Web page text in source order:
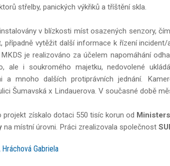
střelby, panických výkřiků a tříštění skla.
v blízkosti míst osazených senzory,
případně vytěžit další informace k řízení
je realizováno za účelem napomáhání
ale i soukromého majetku, nedovolené
a mnoho dalších protiprávních jednání.
Šumavská x Lindauerova. V současné době
projekt získalo dotaci 550 tisíc korun od
na místní úrovni. Práci zrealizovala společnost
Gabriela